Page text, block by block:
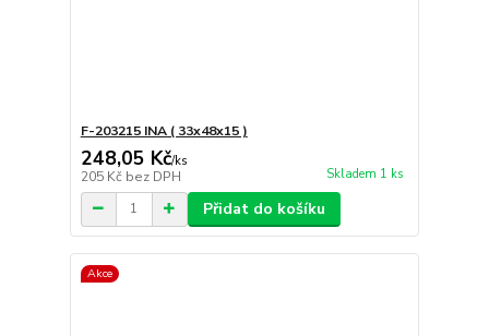
F-203215 INA ( 33x48x15 )
248,05 Kč/ks
205 Kč bez DPH Skladem 1 ks
Přidat do košíku
Akce